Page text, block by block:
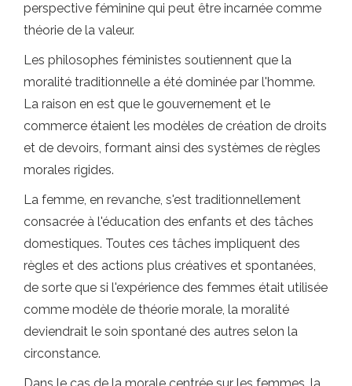
perspective féminine qui peut être incarnée comme
théorie de la valeur.
Les philosophes féministes soutiennent que la
moralité traditionnelle a été dominée par l'homme.
La raison en est que le gouvernement et le
commerce étaient les modèles de création de droits
et de devoirs, formant ainsi des systèmes de règles
morales rigides.
La femme, en revanche, s'est traditionnellement
consacrée à l'éducation des enfants et des tâches
domestiques. Toutes ces tâches impliquent des
règles et des actions plus créatives et spontanées,
de sorte que si l'expérience des femmes était utilisée
comme modèle de théorie morale, la moralité
deviendrait le soin spontané des autres selon la
circonstance.